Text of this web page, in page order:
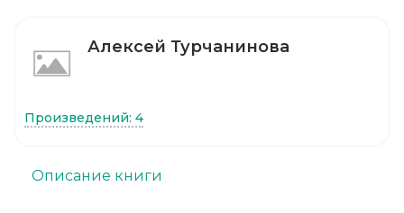
Описание книги
Алексей Турчанинова
Произведений: 4